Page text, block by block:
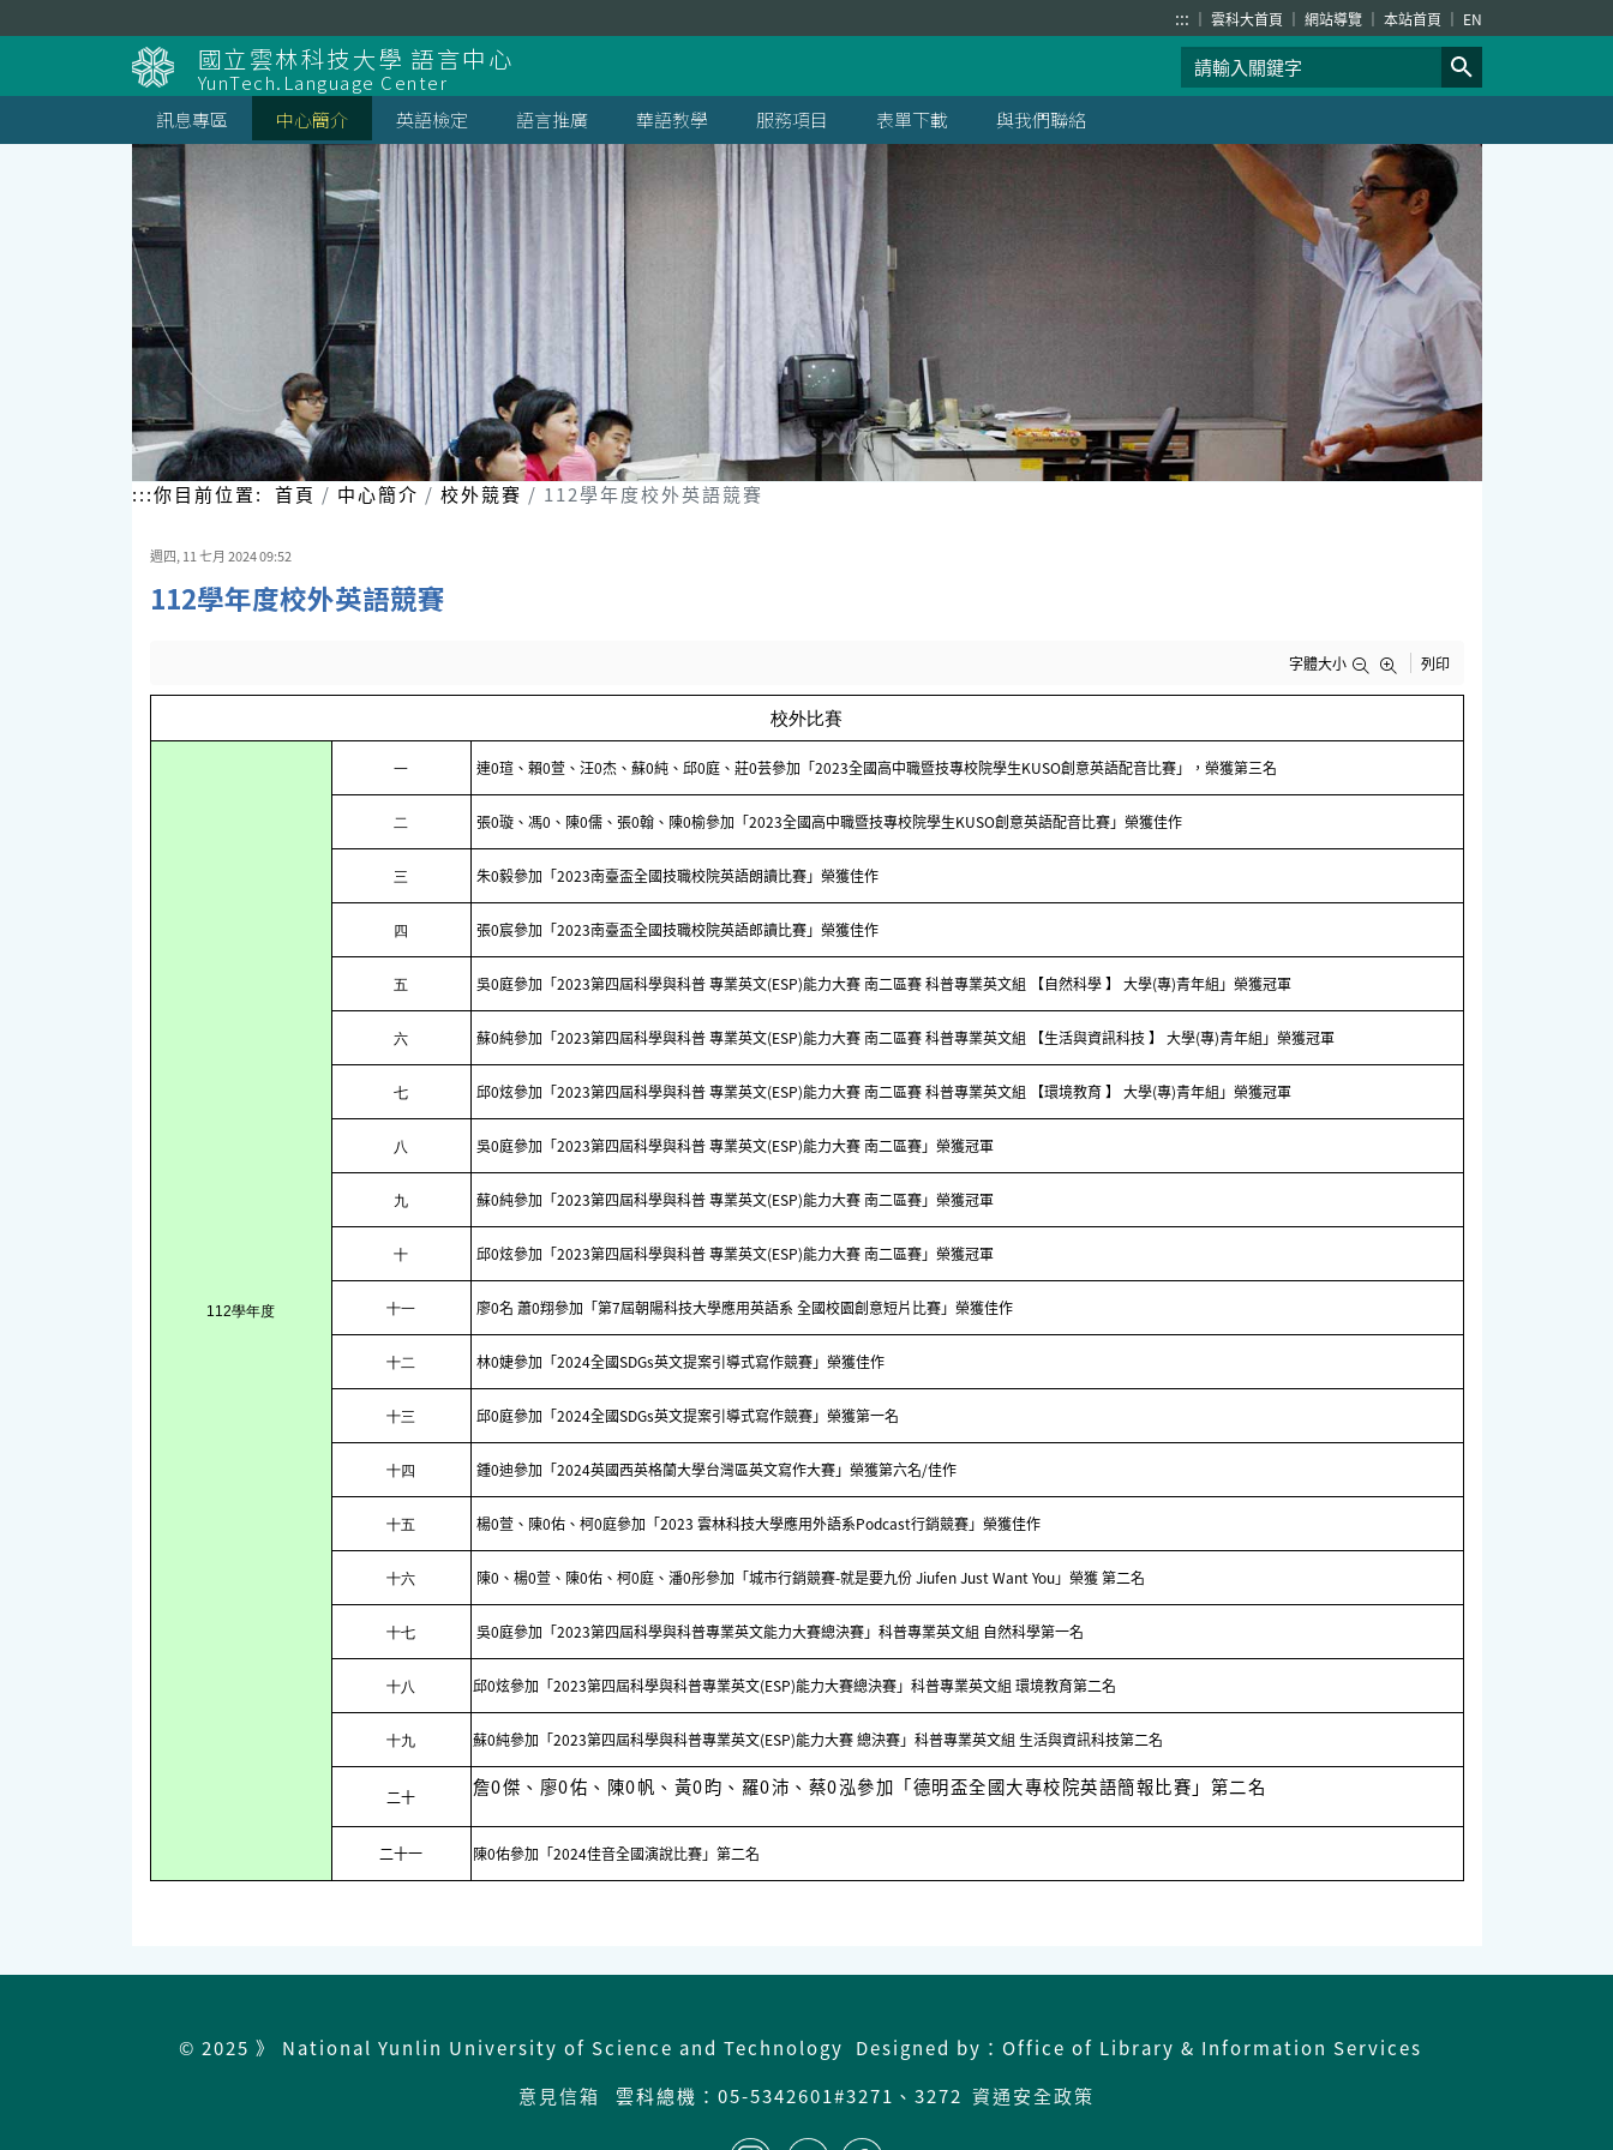
到
::: 雲科大首頁 網站導覽 本站首頁 EN
國立雲林科技大學 語言中心
YunTech.Language Center
訊息專區
中心簡介 英語檢定 語言推廣 華語教學 服務項目 表單下載 與我們聯絡
:::你目前位置: 首頁 中心簡介 校外競賽 112學年度校外英語競賽
週四, 11 七月 2024 09:52
112學年度校外英語競賽
字體大小 列印
校外比賽
112學年度
一 連0瑄、賴0萱、汪0杰、蘇0純、邱0庭、莊0芸參加「2023全國高中職暨技專校院學生KUSO創意英語配音比賽」，榮獲第三名
二 張0璇、馮0、陳0儒、張0翰、陳0榆參加「2023全國高中職暨技專校院學生KUSO創意英語配音比賽」榮獲佳作
三 朱0毅參加「2023南臺盃全國技職校院英語朗讀比賽」榮獲佳作
四 張0宸參加「2023南臺盃全國技職校院英語郎讀比賽」榮獲佳作
五 吳0庭參加「2023第四屆科學與科普 專業英文(ESP)能力大賽 南二區賽 科普專業英文組 【自然科學 】 大學(專)青年組」榮獲冠軍
六 蘇0純參加「2023第四屆科學與科普 專業英文(ESP)能力大賽 南二區賽 科普專業英文組 【生活與資訊科技 】 大學(專)青年組」榮獲冠軍
七 邱0炫參加「2023第四屆科學與科普 專業英文(ESP)能力大賽 南二區賽 科普專業英文組 【環境教育 】 大學(專)青年組」榮獲冠軍
八 吳0庭參加「2023第四屆科學與科普 專業英文(ESP)能力大賽 南二區賽」榮獲冠軍
九 蘇0純參加「2023第四屆科學與科普 專業英文(ESP)能力大賽 南二區賽」榮獲冠軍
十 邱0炫參加「2023第四屆科學與科普 專業英文(ESP)能力大賽 南二區賽」榮獲冠軍
十一 廖0名 蕭0翔參加「第7屆朝陽科技大學應用英語系 全國校園創意短片比賽」榮獲佳作
十二 林0婕參加「2024全國SDGs英文提案引導式寫作競賽」榮獲佳作
十三 邱0庭參加「2024全國SDGs英文提案引導式寫作競賽」榮獲第一名
十四 鍾0迪參加「2024英國西英格蘭大學台灣區英文寫作大賽」榮獲第六名/佳作
十五 楊0萱、陳0佑、柯0庭參加「2023 雲林科技大學應用外語系Podcast行銷競賽」榮獲佳作
十六 陳0、楊0萱、陳0佑、柯0庭、潘0彤參加「城市行銷競賽-就是要九份 Jiufen Just Want You」榮獲 第二名
十七 吳0庭參加「2023第四屆科學與科普專業英文能力大賽總決賽」科普專業英文組 自然科學第一名
十八 邱0炫參加「2023第四屆科學與科普專業英文(ESP)能力大賽總決賽」科普專業英文組 環境教育第二名
十九 蘇0純參加「2023第四屆科學與科普專業英文(ESP)能力大賽 總決賽」科普專業英文組 生活與資訊科技第二名
二十 詹0傑、廖0佑、陳0帆、黃0昀、羅0沛、蔡0泓參加「德明盃全國大專校院英語簡報比賽」第二名
二十一 陳0佑參加「2024佳音全國演說比賽」第二名
© 2025 》 National Yunlin University of Science and Technology Designed by：Office of Library & Information Services
意見信箱
雲科總機：05-5342601#3271、3272 資通安全政策